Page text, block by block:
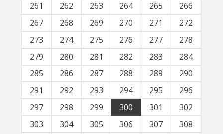
261
262 263 264 265
266
267
268 269 270 271
272
273
274 275 276 277
278
279
280 281 282 283
284
285
286 287 288 289
290
291
292 293 294 295
296
297
298 299 300 301
302
303
304 305 306 307
308